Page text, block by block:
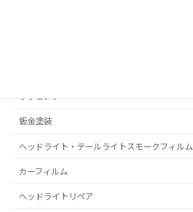
ラッピング
鈑金塗装
ヘッドライト・テールライトスモークフィルム
カーフィルム
ヘッドライトリペア